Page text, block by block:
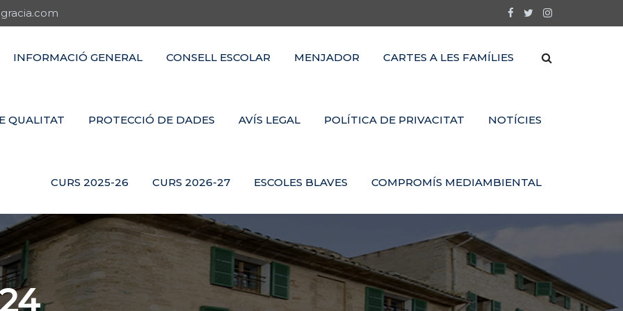
INFORMACIÓ GENERAL CONSELL ESCOLAR MENJADOR CARTES A LES FAMÍLIES
QUALITAT PROTECCIÓ DE DADES AVÍS LEGAL POLÍTICA DE PRIVACITAT NOTÍCIES
CURS 2025-26 CURS 2026-27 ESCOLES BLAVES COMPROMÍS MEDIAMBIENTAL